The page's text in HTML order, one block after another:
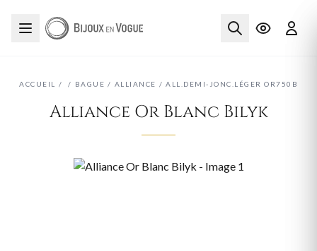
ACCUEIL / / BAGUE / ALLIANCE / ALL.DEMI-JONC.LÉGER OR750B
Alliance Or Blanc Bilyk